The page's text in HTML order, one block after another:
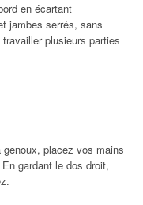
en écartant
jambes serrés, sans
plusieurs parties
placez vos mains
gardant le dos droit,